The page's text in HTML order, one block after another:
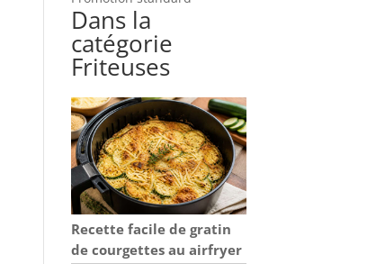
Dans la
catégorie
Friteuses
Recette facile de gratin
de courgettes au airfryer